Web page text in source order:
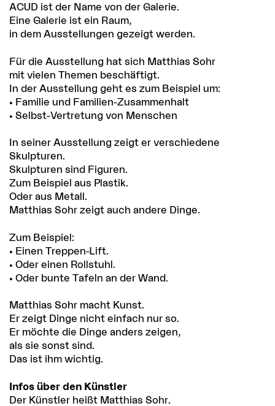
ACUD ist der Name von der Galerie.
Eine Galerie ist ein Raum,
in dem Ausstellungen gezeigt werden.
Für die Ausstellung hat sich Matthias Sohr
mit vielen Themen beschäftigt.
In der Ausstellung geht es zum Beispiel um:
• Familie und Familien-Zusammenhalt
• Selbst-Vertretung von Menschen
In seiner Ausstellung zeigt er verschiedene
Skulpturen.
Skulpturen sind Figuren.
Zum Beispiel aus Plastik.
Oder aus Metall.
Matthias Sohr zeigt auch andere Dinge.
Zum Beispiel:
• Einen Treppen-Lift.
• Oder einen Rollstuhl.
• Oder bunte Tafeln an der Wand.
Matthias Sohr macht Kunst.
Er zeigt Dinge nicht einfach nur so.
Er möchte die Dinge anders zeigen,
als sie sonst sind.
Das ist ihm wichtig.
Infos über den Künstler
Der Künstler heißt Matthias Sohr.